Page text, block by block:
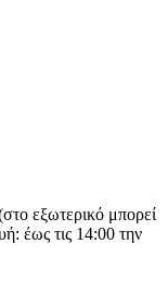
εξωτερικό μπορεί
έως τις 14:00 την